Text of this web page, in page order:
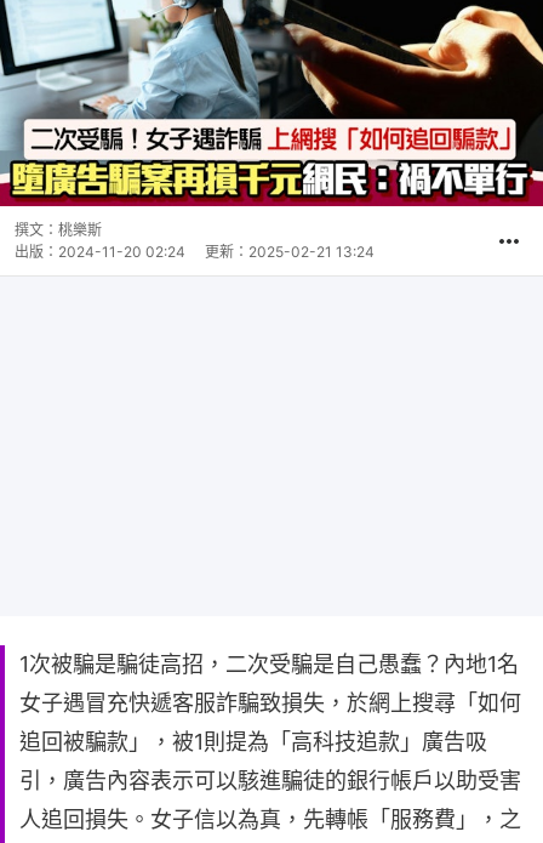
撰文： 桃樂斯
出版： 2024-11-20 02:24 更新： 2025-02-21 13:24
1次被騙是騙徒高招，二次受騙是自己愚蠢？內地1名
女子遇冒充快遞客服詐騙致損失，於網上搜尋「如何
追回被騙款」，被1則提為「高科技追款」廣告吸
引，廣告內容表示可以駭進騙徒的銀行帳戶以助受害
人追回損失。女子信以為真，先轉帳「服務費」，之